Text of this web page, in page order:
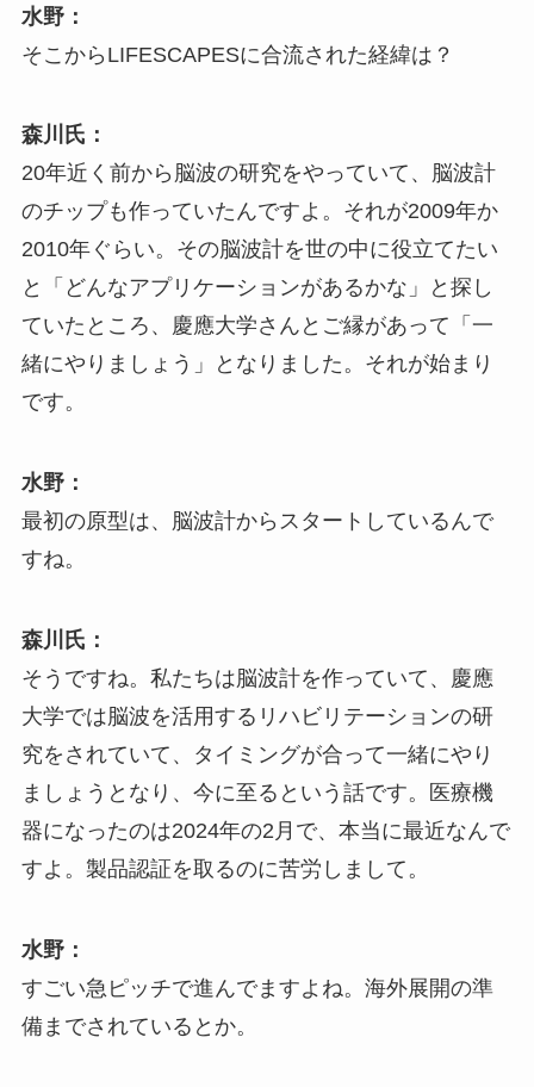
水野：
そこからLIFESCAPESに合流された経緯は？
森川氏：
20年近く前から脳波の研究をやっていて、脳波計
のチップも作っていたんですよ。それが2009年か
2010年ぐらい。その脳波計を世の中に役立てたい
と「どんなアプリケーションがあるかな」と探し
ていたところ、慶應大学さんとご縁があって「一
緒にやりましょう」となりました。それが始まり
です。
水野：
最初の原型は、脳波計からスタートしているんで
すね。
森川氏：
そうですね。私たちは脳波計を作っていて、慶應
大学では脳波を活用するリハビリテーションの研
究をされていて、タイミングが合って一緒にやり
ましょうとなり、今に至るという話です。医療機
器になったのは2024年の2月で、本当に最近なんで
すよ。製品認証を取るのに苦労しまして。
水野：
すごい急ピッチで進んでますよね。海外展開の準
備までされているとか。